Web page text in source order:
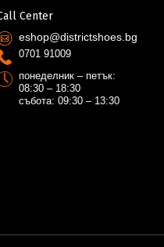
Center
eshop@districtshoes.bg
0701 91009
понеделник – петък:
08:30 – 18:30
събота: 09:30 – 13:30